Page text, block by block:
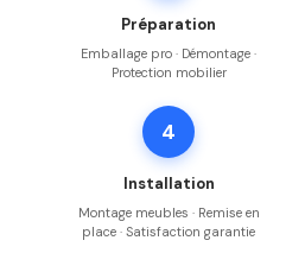
Préparation
Emballage pro · Démontage ·
Protection mobilier
4
Installation
Montage meubles · Remise en
place · Satisfaction garantie